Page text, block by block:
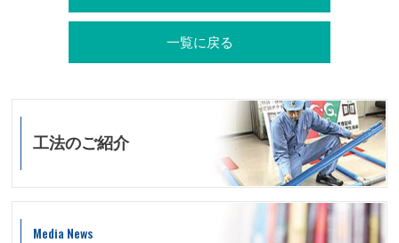
一覧に戻る
工法のご紹介
Media News